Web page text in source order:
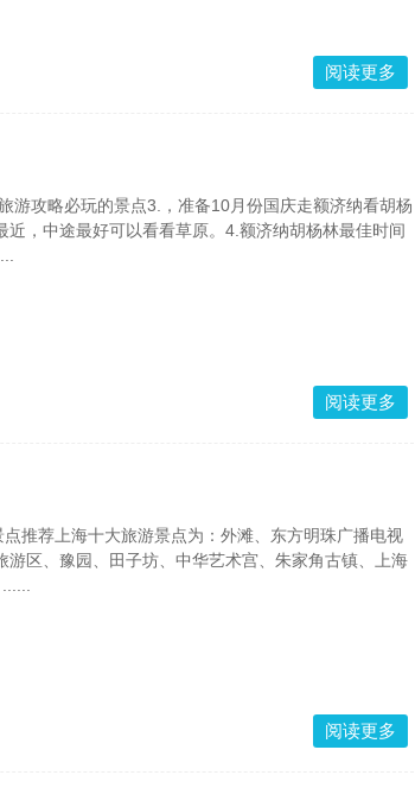
阅读更多
游攻略必玩的景点3.，准备10月份国庆走额济纳看胡杨
，中途最好可以看看草原。4.额济纳胡杨林最佳时间
阅读更多
推荐上海十大旅游景点为：外滩、东方明珠广播电视
区、豫园、田子坊、中华艺术宫、朱家角古镇、上海
阅读更多